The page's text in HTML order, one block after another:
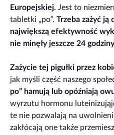
Europejskiej. Jest to
tabletki „po”. Trzeba zażyć ją
największą efektywność
nie minęły jeszcze 24
Zażycie tej pigułki przez
jak myśli część naszego
po” hamują lub opóźniają
wyrzutu hormonu
te nie pozwalają na
zakłócają one także